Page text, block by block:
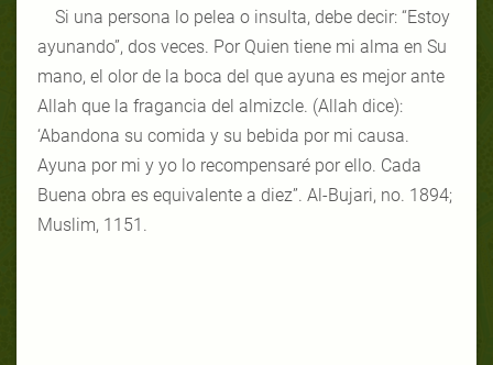
Si una persona lo pelea o insulta, debe decir: “Estoy
ayunando”, dos veces. Por Quien tiene mi alma en Su
mano, el olor de la boca del que ayuna es mejor ante
Allah que la fragancia del almizcle. (Allah dice):
‘Abandona su comida y su bebida por mi causa.
Ayuna por mi y yo lo recompensaré por ello. Cada
Buena obra es equivalente a diez”. Al-Bujari, no. 1894;
Muslim, 1151.